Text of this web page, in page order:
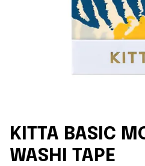
KITTA BASIC
WASHI TAPE